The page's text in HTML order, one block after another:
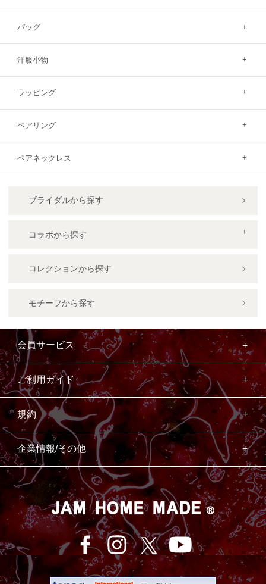
バッグ
洋服小物
ラッピング
ペアリング
ペアネックレス
ブライダルから探す
コラボから探す
コレクションから探す
モチーフから探す
会員サービス
ご利用ガイド
規約
企業情報/その他